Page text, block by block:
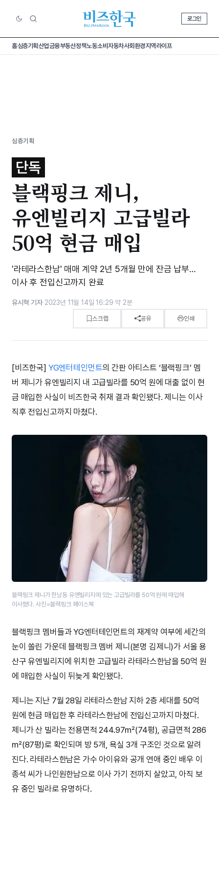
로그인
홈심층기획산업금융부동산정책노동소비 자동차사회환경지역라이프
심층기획
단독
블랙핑크 제니,
유엔빌리지 고급빌라
50억 현금 매입
'라테라스한남' 매매 계약 2년 5개월 만에 잔금 납부…
이사 후 전입신고까지 완료
유시혁 기자·2023년 11월 14일 16:29·약 2분
스크랩 공유 인쇄
[비즈한국] YG엔터테인먼트의 간판 아티스트 ‘블랙핑크’ 멤
버 제니가 유엔빌리지 내 고급빌라를 50억 원에 대출 없이 현
금 매입한 사실이 비즈한국 취재 결과 확인됐다. 제니는 이사
직후 전입신고까지 마쳤다.
블랙핑크 제니가 한남동 유엔빌리지에 있는 고급빌라를 50억 원에 매입해
이사했다. 사진=블랙핑크 페이스북
블랙핑크 멤버들과 YG엔터테인먼트의 재계약 여부에 세간의
눈이 쏠린 가운데 블랙핑크 멤버 제니(본명 김제니)가 서울 용
산구 유엔빌리지에 위치한 고급빌라 라테라스한남을 50억 원
에 매입한 사실이 뒤늦게 확인됐다.
제니는 지난 7월 28일 라테라스한남 지하 2층 세대를 50억
원에 현금 매입한 후 라테라스한남에 전입신고까지 마쳤다.
제니가 산 빌라는 전용면적 244.97㎡(74평), 공급면적 286
㎡(87평)로 확인되며 방 5개, 욕실 3개 구조인 것으로 알려
진다. 라테라스한남은 가수 아이유와 공개 연애 중인 배우 이
종석 씨가 나인원한남으로 이사 가기 전까지 살았고, 아직 보
유 중인 빌라로 유명하다.